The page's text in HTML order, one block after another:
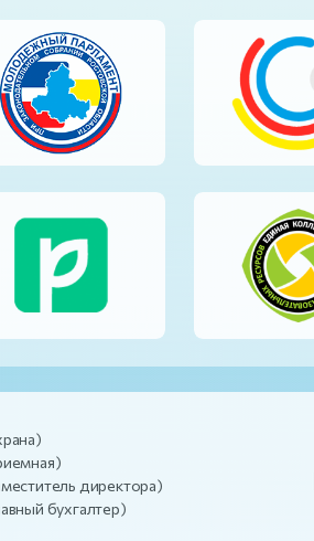
директора)
бухгалтер)